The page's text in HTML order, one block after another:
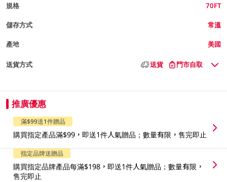
規格 70FT
儲存方式 常溫
產地 美國
送貨方式 送貨 門市自取
推廣優惠
滿$99送1件贈品
購買指定產品滿$99，即送1件人氣贈品；數量有限，售完即止
指定品牌送贈品
購買指定品牌產品每滿$198，即送1件人氣贈品；數量有限，
售完即止